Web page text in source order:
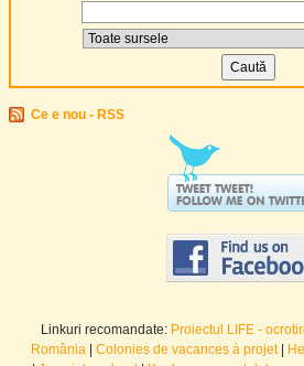
Ce e nou - RSS
Linkuri recomandate: Proiectul LIFE -
România| Colonies de vacances à projet|